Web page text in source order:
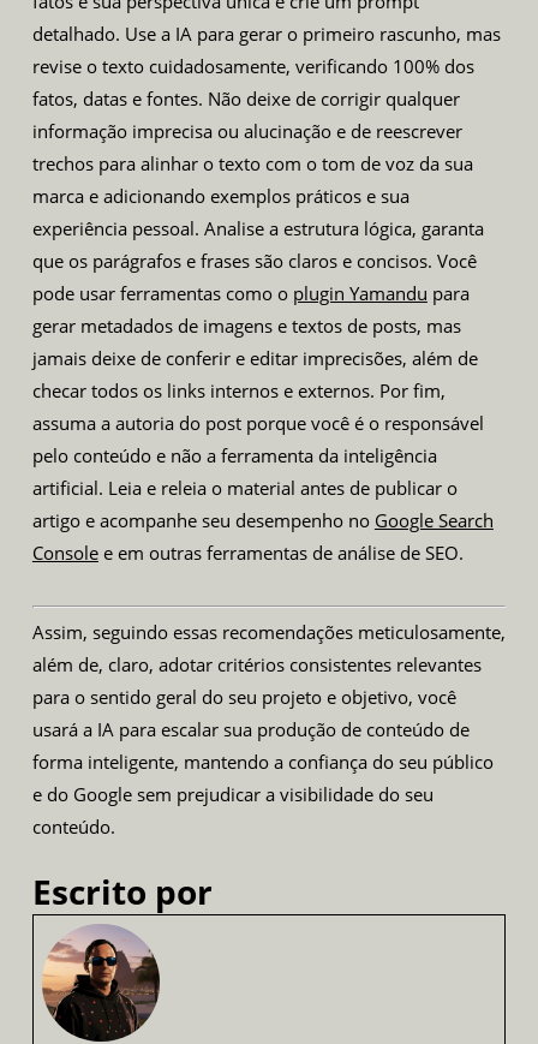
detalhado. Use a IA para gerar o primeiro rascunho, mas
revise o texto cuidadosamente, verificando 100% dos
fatos, datas e fontes. Não deixe de corrigir qualquer
informação imprecisa ou alucinação e de reescrever
trechos para alinhar o texto com o tom de voz da sua
marca e adicionando exemplos práticos e sua
experiência pessoal. Analise a estrutura lógica, garanta
que os parágrafos e frases são claros e concisos. Você
pode usar ferramentas como o plugin Yamandu para
gerar metadados de imagens e textos de posts, mas
jamais deixe de conferir e editar imprecisões, além de
checar todos os links internos e externos. Por fim,
assuma a autoria do post porque você é o responsável
pelo conteúdo e não a ferramenta da inteligência
artificial. Leia e releia o material antes de publicar o
artigo e acompanhe seu desempenho no Google Search
Consolee em outras ferramentas de análise de SEO.
Assim, seguindo essas recomendações meticulosamente,
além de, claro, adotar critérios consistentes relevantes
para o sentido geral do seu projeto e objetivo, você
usará a IA para escalar sua produção de conteúdo de
forma inteligente, mantendo a confiança do seu público
e do Google sem prejudicar a visibilidade do seu
conteúdo.
Escrito por